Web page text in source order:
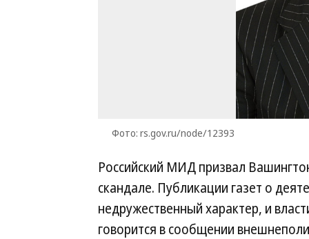
Фото: rs.gov.ru/node/12393
Российский МИД призвал
скандале. Публикации газет о
недружественный характер, и
говорится в сообщении